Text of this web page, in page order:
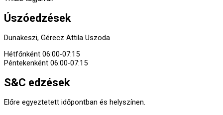
Úszóedzések
Dunakeszi, Gérecz Attila Uszoda
Hétfőnként 06:00-07:15
Péntekenként 06:00-07:15
S&C edzések
Előre egyeztetett időpontban és helyszínen.